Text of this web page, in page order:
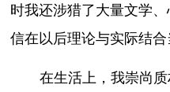
时我还涉猎了大量文学
信在以后理论与实际结
在生活上，我崇尚